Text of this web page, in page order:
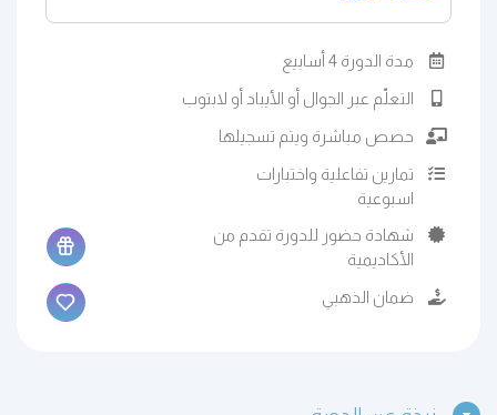
مدة الدورة 4 أسابيع
التعلّم عبر الجوال أو الأيباد أو لابتوب
حصص مباشرة ويتم تسجيلها
تمارين تفاعلية واختبارات
اسبوعية
شهادة حضور للدورة تقدم من
الأكاديمية
ضمان الذهبي